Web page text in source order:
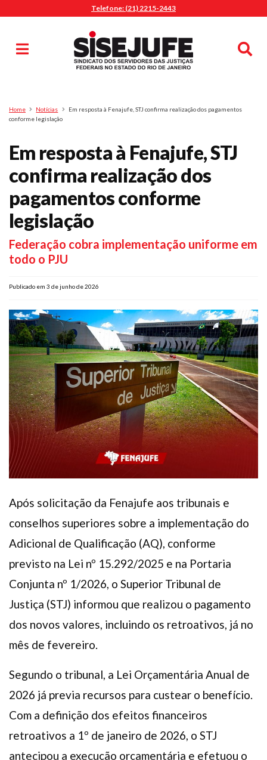
Telefone: (21) 2215-2443
Pesquisa
Home Notícias
Em resposta à Fenajufe, STJ confirma realização dos pagamentos
conforme legislação
Em resposta à Fenajufe, STJ
confirma realização dos
pagamentos conforme
legislação
Federação cobra implementação uniforme em
todo o PJU
Publicado em 3 de junho de 2026
Após solicitação da Fenajufe aos tribunais e
conselhos superiores sobre a implementação do
Adicional de Qualificação (AQ), conforme
previsto na Lei nº 15.292/2025 e na Portaria
Conjunta nº 1/2026, o Superior Tribunal de
Justiça (STJ) informou que realizou o pagamento
dos novos valores, incluindo os retroativos, já no
mês de fevereiro.
Segundo o tribunal, a Lei Orçamentária Anual de
2026 já previa recursos para custear o benefício.
Com a definição dos efeitos financeiros
retroativos a 1º de janeiro de 2026, o STJ
antecipou a execução orçamentária e efetuou o
MENU
Sindicalize-se
Jurídico
O Sindicato
Agenda
Casa do Alto
Sede Campestre
Nossos Convênios
Gympass Wellhub
Seguro Auto
Pós-graduação
FacebookInstagramTwitter YoutubeTikTok Whatsapp